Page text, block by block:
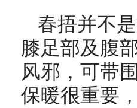
春捂并不
膝足部及腹
风邪，可带
保暖很重要